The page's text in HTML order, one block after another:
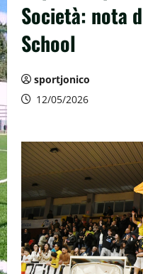
Società: nota
School
sportjonico
12/05/2026